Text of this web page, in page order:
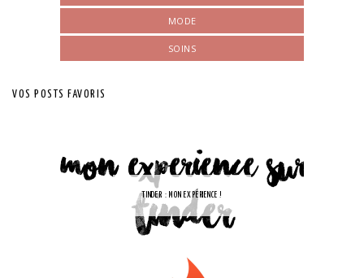
MODE
SOINS
VOS POSTS FAVORIS
TINDER : MON EXPÉRIENCE !